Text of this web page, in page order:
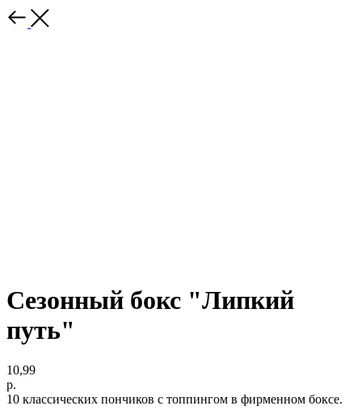
Сезонный бокс "Липкий
путь"
10,99
р.
10 классических пончиков с топпингом в фирменном боксе.